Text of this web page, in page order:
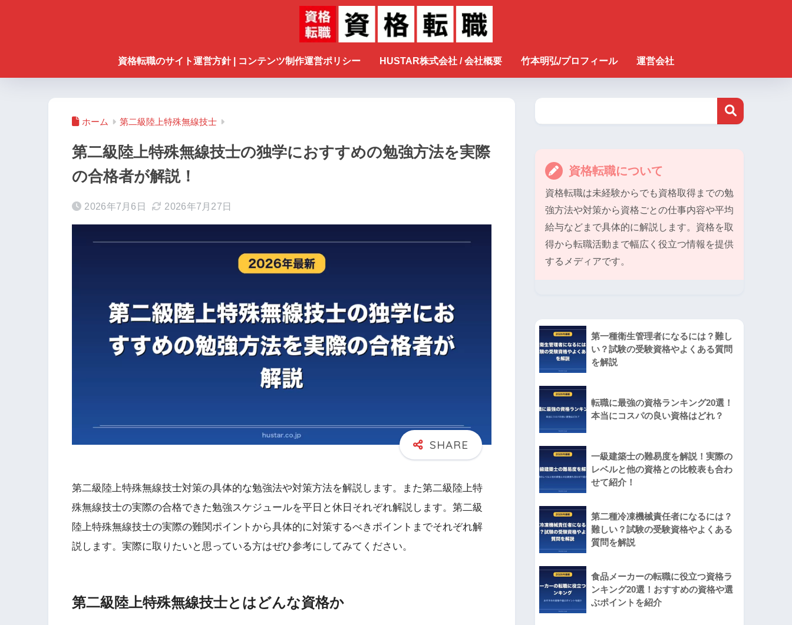
資格転職のサイト運営方針 | コンテンツ制作運営ポリシー HUSTAR株式会社 / 会社概要 竹本明弘/プロフィール 運営会社
ホーム 第二級陸上特殊無線技士
第二級陸上特殊無線技士の独学におすすめの勉強方法を実際
の合格者が解説！
2026年7月6日 2026年7月27日
第二級陸上特殊無線技士対策の具体的な勉強法や対策方法を解説します。また第二級陸上特
殊無線技士の実際の合格できた勉強スケジュールを平日と休日それぞれ解説します。第二級
陸上特殊無線技士の実際の難関ポイントから具体的に対策するべきポイントまでそれぞれ解
説します。実際に取りたいと思っている方はぜひ参考にしてみてください。
第二級陸上特殊無線技士とはどんな資格か
資格転職について
資格転職は未経験からでも資格取得までの勉
強方法や対策から資格ごとの仕事内容や平均
給与などまで具体的に解説します。資格を取
得から転職活動まで幅広く役立つ情報を提供
するメディアです。
第一種衛生管理者になるには？難し
い？試験の受験資格やよくある質問
を解説
転職に最強の資格ランキング20選！
本当にコスパの良い資格はどれ？
一級建築士の難易度を解説！実際の
レベルと他の資格との比較表も合わ
せて紹介！
第二種冷凍機械責任者になるには？
難しい？試験の受験資格やよくある
質問を解説
食品メーカーの転職に役立つ資格ラ
ンキング20選！おすすめの資格や選
ぶポイントを紹介